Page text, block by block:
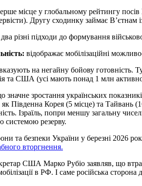
місце у глобальному рейтингу посів
Другу сходинку займає В’єтнам
різні підходи до формування
відображає мобілізаційні
на негайну бойову готовність.
та США (усі мають понад 1 млн
значне зростання українських
Південна Корея (5 місце) та Тайвань
Ізраїль, попри меншу загальну
системою резерву.
та безпеки України у березні 2026
вторгнення.
США Марко Рубіо заявляв, що
в РФ. І саме російська сторона